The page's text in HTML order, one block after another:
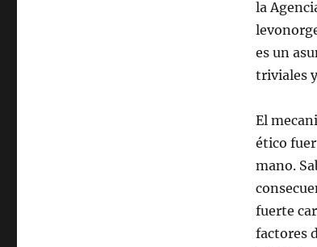
la
es un
triviales
El
ético
mano.
fuerte
factores